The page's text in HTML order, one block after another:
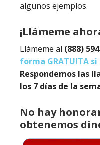
algunos ejemplos.
¡Llámeme
Llámeme al (888)
forma GRATUITA
Respondemos las
los 7 días de la
No hay
obtenemos